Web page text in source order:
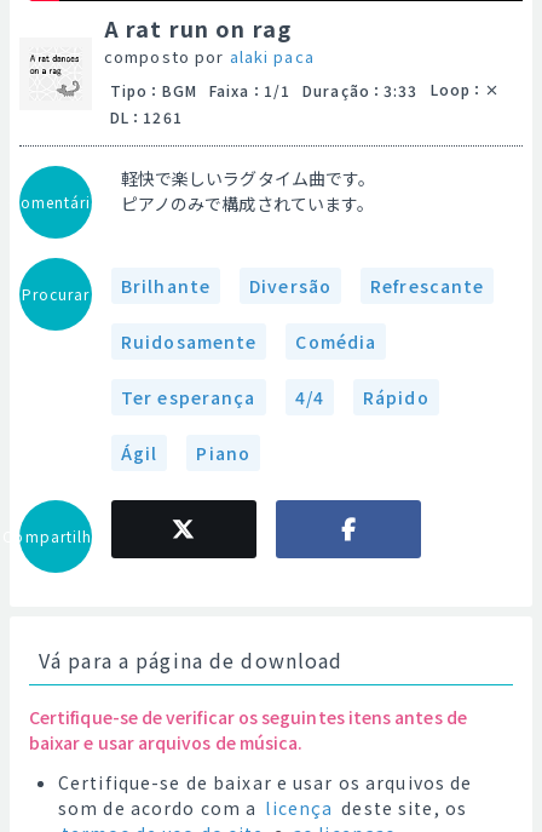
A rat run on rag
composto por alaki paca
Tipo ： BGM Faixa ： 1/1 Duração ： 3:33 Loop ：
DL ： 1261
Comentário
軽快で楽しいラグタイム曲です。
ピアノのみで構成されています。
Procurar Brilhante Diversão Refrescante
Ruidosamente Comédia
Ter esperança 4/4 Rápido
Ágil Piano
Compartilhar
Vá para a página de download
Certifique-se de verificar os seguintes itens antes de
baixar e usar arquivos de música.
Certifique-se de baixar e usar os arquivos de
som de acordo com a licença deste site, os